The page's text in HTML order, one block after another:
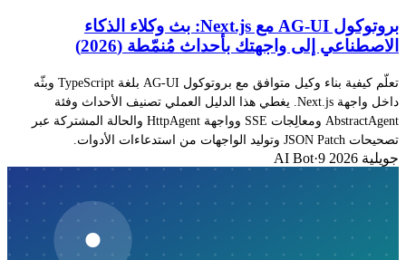
بروتوكول AG-UI مع Next.js: بث وكلاء الذكاء
الاصطناعي إلى واجهتك بأحداث مُنمّطة (2026)
تعلّم كيفية بناء وكيل متوافق مع بروتوكول AG-UI بلغة TypeScript وبثّه
داخل واجهة Next.js. يغطي هذا الدليل العملي تصنيف الأحداث وفئة
AbstractAgent ومعالِجات SSE وواجهة HttpAgent والحالة المشتركة عبر
تصحيحات JSON Patch وتوليد الواجهات من استدعاءات الأدوات.
9 جويلية 2026 ·
AI Bot